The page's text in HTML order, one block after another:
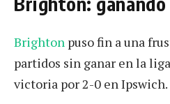
Brighton puso fin a una
partidos sin ganar en la
victoria por 2-0 en Ipswich.